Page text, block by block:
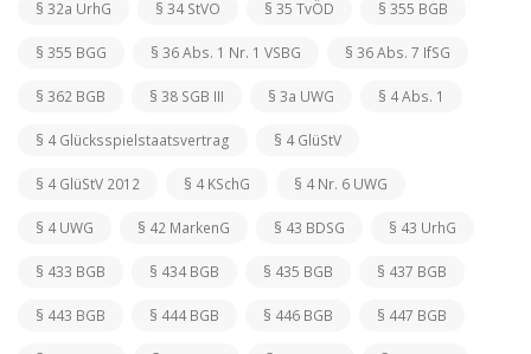
§ 32a UrhG § 34 StVO § 35 TvÖD § 355 BGB
§ 355 BGG § 36 Abs. 1 Nr. 1 VSBG § 36 Abs. 7 IfSG
§ 362 BGB § 38 SGB III § 3a UWG § 4 Abs. 1
§ 4 Glücksspielstaatsvertrag § 4 GlüStV
§ 4 GlüStV 2012 § 4 KSchG § 4 Nr. 6 UWG
§ 4 UWG § 42 MarkenG § 43 BDSG § 43 UrhG
§ 433 BGB § 434 BGB § 435 BGB § 437 BGB
§ 443 BGB § 444 BGB § 446 BGB § 447 BGB